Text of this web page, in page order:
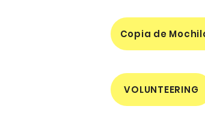
Copia de
VOLUNTEERING